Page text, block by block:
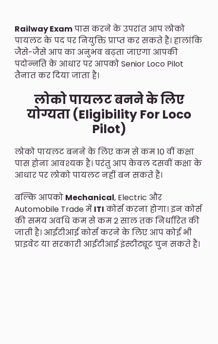
Railway Examपास करने के उपरांत आप लोको
पायलट के पद पर नियुक्ति प्राप्त कर सकते हैं। हालांकि
जैसे-जैसे आप का अनुभव बढ़ता जाएगा आपकी
पदोन्नति के आधार पर आपको Senior Loco Pilot
तैनात कर दिया जाता है।
लोको पायलट बनने के लिए
योग्यता (Eligibility For Loco
Pilot)
लोको पायलट बनने के लिए कम से कम 10 वीं कक्षा
पास होना आवश्यक है। परंतु आप केवल दसवीं कक्षा के
आधार पर लोको पायलट नहीं बन सकते हैं।
बल्कि आपको Mechanical, Electric और
Automobile Trade में ITI कोर्स करना होगा। इन कोर्स
की समय अवधि कम से कम 2 साल तक निर्धारित की
जाती है। आईटीआई कोर्स करने के लिए आप कोई भी
प्राइवेट या सरकारी आईटीआई इंस्टीट्यूट चुन सकते हैं।